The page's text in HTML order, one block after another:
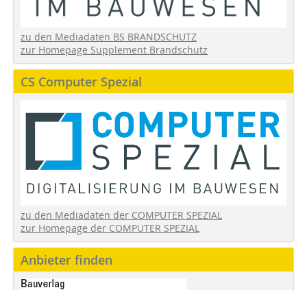
zu den Mediadaten BS BRANDSCHUTZ
zur Homepage Supplement Brandschutz
CS Computer Spezial
zu den Mediadaten der COMPUTER SPEZIAL
zur Homepage der COMPUTER SPEZIAL
Anbieter finden